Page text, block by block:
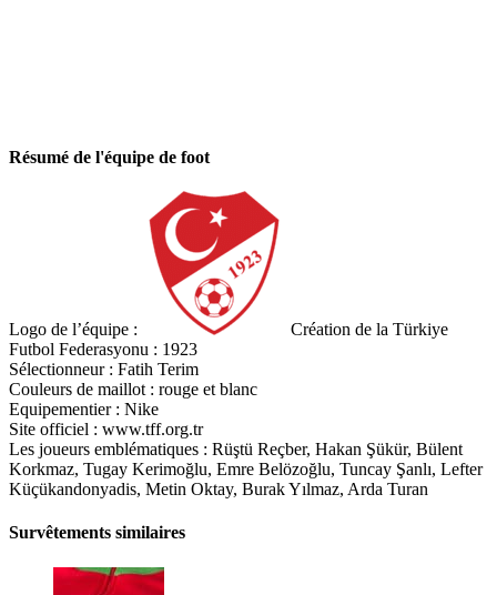
Résumé de l'équipe de foot
Logo de l’équipe :
Création de la Türkiye
Futbol Federasyonu : 1923
Sélectionneur : Fatih Terim
Couleurs de maillot : rouge et blanc
Equipementier : Nike
Site officiel : www.tff.org.tr
Les joueurs emblématiques : Rüştü Reçber, Hakan Şükür, Bülent
Korkmaz, Tugay Kerimoğlu, Emre Belözoğlu, Tuncay Şanlı, Lefter
Küçükandonyadis, Metin Oktay, Burak Yılmaz, Arda Turan
Survêtements similaires